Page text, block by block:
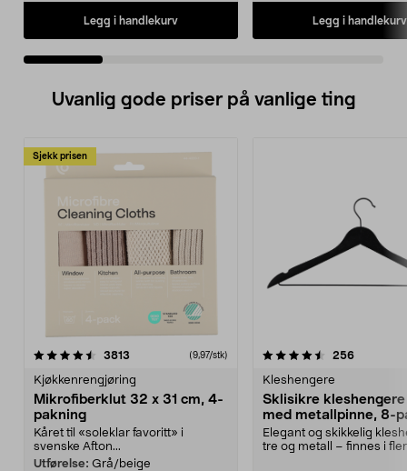
Legg i handlekurv Legg i handlekurv
Uvanlig gode priser på vanlige ting
Sjekk prisen
3813 anmeldelser(9,97/stk)
Kjøkkenrengjøring
Mikrofiberklut 32 x 31 cm, 4-
pakning
Kåret til «soleklar favoritt» i
svenske Afton...
Utførelse: Grå/beige
4.5av 5 stjerner 256
Kleshengere
Sklisikre
med metallpinne, 8-
Elegant og skikkelig
tre og metall – finnes i
4.5av 5 stjerner